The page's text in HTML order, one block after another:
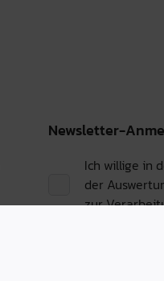
Newsletter-
Ich willige in
der
zur